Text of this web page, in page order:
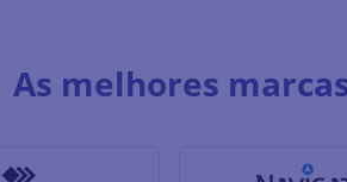
As melhores